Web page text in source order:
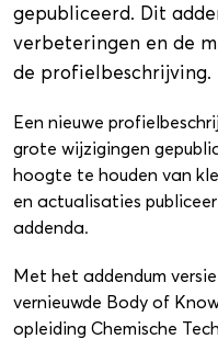
gepubliceerd. Dit
verbeteringen en de
de profielbeschrijving.
Een nieuwe
grote wijzigingen
hoogte te houden van
en actualisaties
addenda.
Met het addendum
vernieuwde Body of
opleiding Chemische